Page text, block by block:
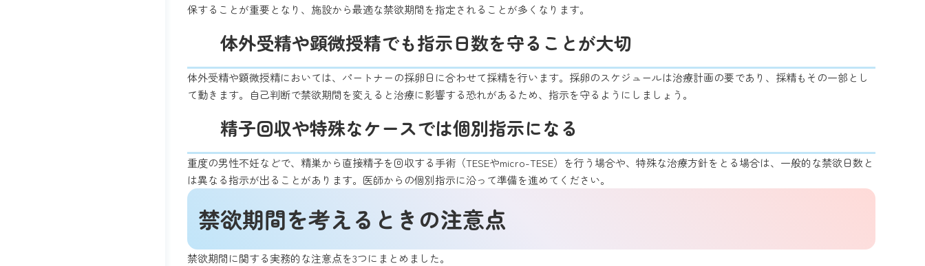
保することが重要となり、施設から最適な禁欲期間を指定されることが多くなります。
体外受精や顕微授精でも指示日数を守ることが大切
体外受精や顕微授精においては、パートナーの採卵日に合わせて採精を行います。採卵のスケジュールは治療計画の要であり、採精もその一部とし
て動きます。自己判断で禁欲期間を変えると治療に影響する恐れがあるため、指示を守るようにしましょう。
精子回収や特殊なケースでは個別指示になる
重度の男性不妊などで、精巣から直接精子を回収する手術（TESEやmicro-TESE）を行う場合や、特殊な治療方針をとる場合は、一般的な禁欲日数と
は異なる指示が出ることがあります。医師からの個別指示に沿って準備を進めてください。
禁欲期間を考えるときの注意点
禁欲期間に関する実務的な注意点を3つにまとめました。